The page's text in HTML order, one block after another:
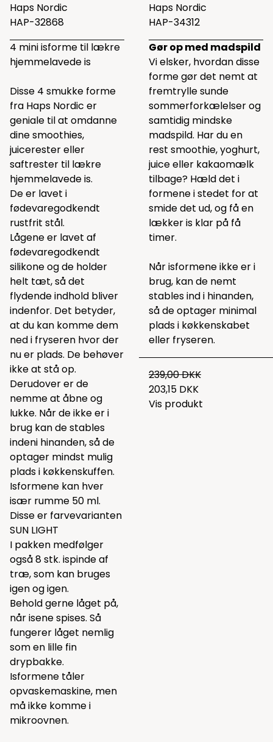
Haps Nordic
HAP-32868
4 mini isforme til lækre
hjemmelavede is
Disse 4 smukke forme
fra Haps Nordic er
geniale til at omdanne
dine smoothies,
juicerester eller
saftrester til lækre
hjemmelavede is.
De er lavet i
fødevaregodkendt
rustfrit stål.
Lågene er lavet af
fødevaregodkendt
silikone og de holder
helt tæt, så det
flydende indhold bliver
indenfor. Det betyder,
at du kan komme dem
ned i fryseren hvor der
nu er plads. De behøver
ikke at stå op.
Derudover er de
nemme at åbne og
lukke. Når de ikke er i
brug kan de stables
indeni hinanden, så de
optager mindst mulig
plads i køkkenskuffen.
Isformene kan hver
især rumme 50 ml.
Disse er farvevarianten
SUN LIGHT
I pakken medfølger
også 8 stk. ispinde af
træ, som kan bruges
igen og igen.
Behold gerne låget på,
når isene spises. Så
fungerer låget nemlig
som en lille fin
drypbakke.
Isformene tåler
opvaskemaskine, men
må ikke komme i
mikroovnen.
Haps Nordic
HAP-34312
Gør op med madspild
Vi elsker, hvordan disse
forme gør det nemt at
fremtrylle sunde
sommerforkælelser og
samtidig mindske
madspild. Har du en
rest smoothie, yoghurt,
juice eller kakaomælk
tilbage? Hæld det i
formene i stedet for at
smide det ud, og få en
lækker is klar på få
timer.
Når isformene ikke er i
brug, kan de nemt
stables ind i hinanden,
så de optager minimal
plads i køkkenskabet
eller fryseren.
239,00 DKK
203,15 DKK
Vis produkt